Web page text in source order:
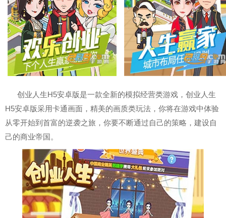
创业人生H5安卓版是一款全新的模拟经营类游戏，创业人生
H5安卓版采用卡通画面，精美的画质类玩法，你将在游戏中体验
从零开始到首富的逆袭之旅，你要不断通过自己的策略，建设自
己的商业帝国。